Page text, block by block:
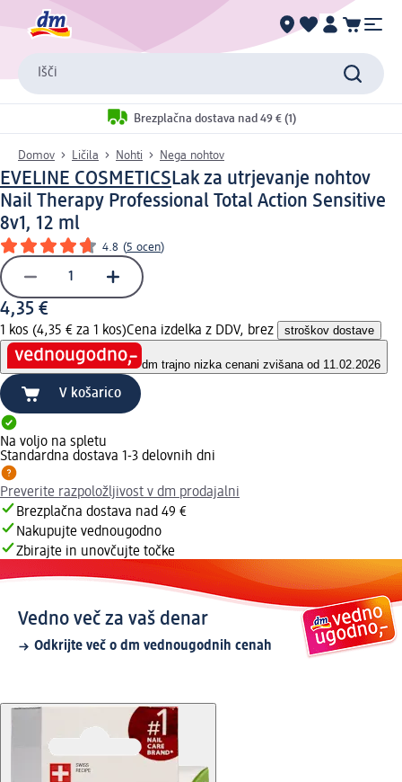
Išči
Brezplačna dostava nad 49 € (1)
Domov Ličila Nohti Nega nohtov
EVELINE COSMETICSLak za utrjevanje nohtov
Nail Therapy Professional Total Action Sensitive
8v1, 12 ml
4.8 (5 ocen)
4,35 €
1 kos (4,35 € za 1 kos)Cena izdelka z DDV, brez stroškov dostave
dm trajno nizka cenani zvišana od 11.02.2026
V košarico
Na voljo na spletu
Standardna dostava 1-3 delovnih dni
Preverite razpoložljivost v dm prodajalni
Brezplačna dostava nad 49 €
Nakupujte vednougodno
Zbirajte in unovčujte točke
Vedno več za vaš denar
Odkrijte več o dm vednougodnih cenah